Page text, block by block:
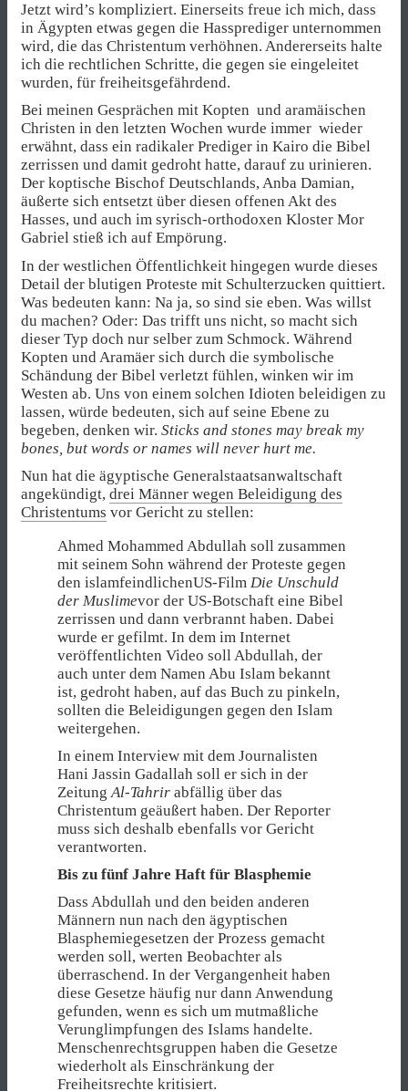
Jetzt wird’s kompliziert. Einerseits freue ich mich, dass
in Ägypten etwas gegen die Hassprediger unternommen
wird, die das Christentum verhöhnen. Andererseits halte
ich die rechtlichen Schritte, die gegen sie eingeleitet
wurden, für freiheitsgefährdend.
Bei meinen Gesprächen mit Kopten und aramäischen
Christen in den letzten Wochen wurde immer wieder
erwähnt, dass ein radikaler Prediger in Kairo die Bibel
zerrissen und damit gedroht hatte, darauf zu urinieren.
Der koptische Bischof Deutschlands, Anba Damian,
äußerte sich entsetzt über diesen offenen Akt des
Hasses, und auch im syrisch-orthodoxen Kloster Mor
Gabriel stieß ich auf Empörung.
In der westlichen Öffentlichkeit hingegen wurde dieses
Detail der blutigen Proteste mit Schulterzucken quittiert.
Was bedeuten kann: Na ja, so sind sie eben. Was willst
du machen? Oder: Das trifft uns nicht, so macht sich
dieser Typ doch nur selber zum Schmock. Während
Kopten und Aramäer sich durch die symbolische
Schändung der Bibel verletzt fühlen, winken wir im
Westen ab. Uns von einem solchen Idioten beleidigen zu
lassen, würde bedeuten, sich auf seine Ebene zu
begeben, denken wir. Sticks and stones may break my
bones, but words or names will never hurt me.
Nun hat die ägyptische Generalstaatsanwaltschaft
angekündigt, drei Männer wegen Beleidigung des
Christentums vor Gericht zu stellen:
Ahmed Mohammed Abdullah soll zusammen
mit seinem Sohn während der Proteste gegen
den islamfeindlichenUS-Film Die Unschuld
der Muslimevor der US-Botschaft eine Bibel
zerrissen und dann verbrannt haben. Dabei
wurde er gefilmt. In dem im Internet
veröffentlichten Video soll Abdullah, der
auch unter dem Namen Abu Islam bekannt
ist, gedroht haben, auf das Buch zu pinkeln,
sollten die Beleidigungen gegen den Islam
weitergehen.
In einem Interview mit dem Journalisten
Hani Jassin Gadallah soll er sich in der
ZeitungAl-Tahrir abfällig über das
Christentum geäußert haben. Der Reporter
muss sich deshalb ebenfalls vor Gericht
verantworten.
Bis zu fünf Jahre Haft für Blasphemie
Dass Abdullah und den beiden anderen
Männern nun nach den ägyptischen
Blasphemiegesetzen der Prozess gemacht
werden soll, werten Beobachter als
überraschend. In der Vergangenheit haben
diese Gesetze häufig nur dann Anwendung
gefunden, wenn es sich um mutmaßliche
Verunglimpfungen des Islams handelte.
Menschenrechtsgruppen haben die Gesetze
wiederholt als Einschränkung der
Freiheitsrechte kritisiert.